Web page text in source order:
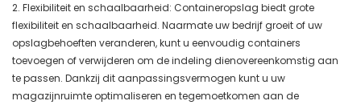
2. Flexibiliteit en schaalbaarheid: Containeropslag biedt grote
flexibiliteit en schaalbaarheid. Naarmate uw bedrijf groeit of uw
opslagbehoeften veranderen, kunt u eenvoudig containers
toevoegen of verwijderen om de indeling dienovereenkomstig aan
te passen. Dankzij dit aanpassingsvermogen kunt u uw
magazijnruimte optimaliseren en tegemoetkomen aan de